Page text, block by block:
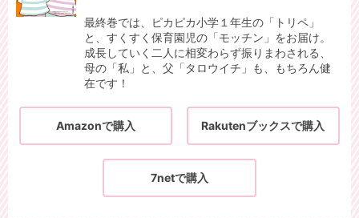
最終巻では、ピカピカ小学１年生の「トリペ」
と、すくすく保育園児の「モッチン」をお届け。
成長していく二人に相変わらず振りまわされる、
母の「私」と、父「タロウイチ」も、もちろん健
在です！
Amazonで購入 Rakutenブックスで購入
7netで購入